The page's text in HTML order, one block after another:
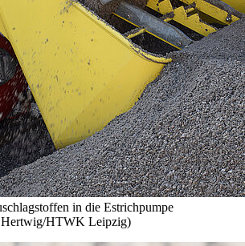
in die Estrichpumpe
HTWK Leipzig)